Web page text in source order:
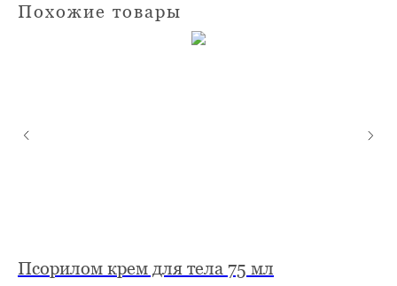
Похожие товары
Псорилом крем для тела 75 мл